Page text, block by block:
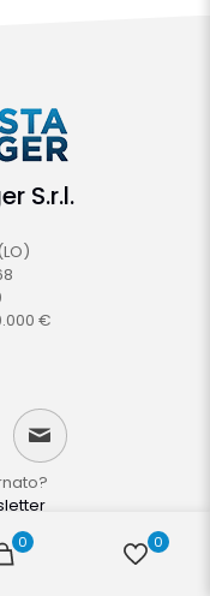
S.r.l.
€
0 0